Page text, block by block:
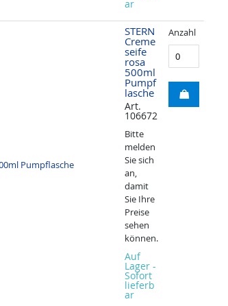
ar
STERN
Creme
seife
rosa
500ml
Pumpf
lasche
Art.
106672
Bitte
melden
Sie sich
an,
damit
Sie Ihre
Preise
sehen
können.
Auf
Lager -
Sofort
lieferb
ar
Anzahl